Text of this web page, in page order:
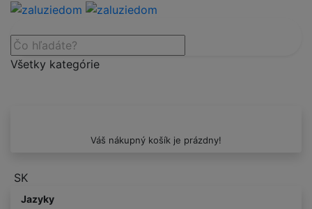
Všetky kategórie
Váš nákupný košík je prázdny!
SK
Jazyky